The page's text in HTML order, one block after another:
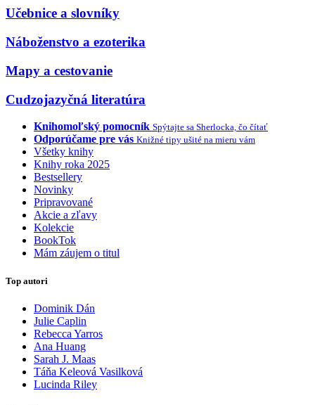
Učebnice a slovníky
Náboženstvo a ezoterika
Mapy a cestovanie
Cudzojazyčná literatúra
Knihomoľský pomocník Spýtajte sa Sherlocka, čo čítať
Odporúčame pre vás Knižné tipy ušité na mieru vám
Všetky knihy
Knihy roka 2025
Bestsellery
Novinky
Pripravované
Akcie a zľavy
Kolekcie
BookTok
Mám záujem o titul
Top autori
Dominik Dán
Julie Caplin
Rebecca Yarros
Ana Huang
Sarah J. Maas
Táňa Keleová Vasilková
Lucinda Riley